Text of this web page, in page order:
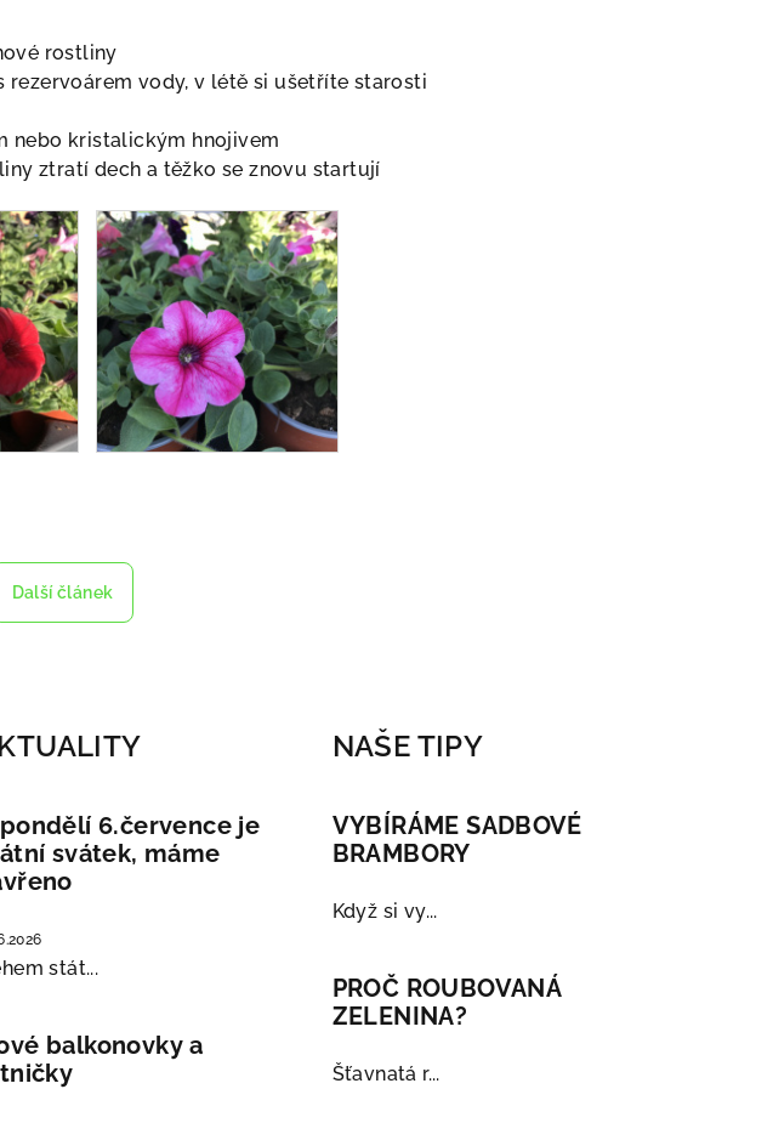
rostliny
vody, v létě si ušetříte starosti
nebo kristalickým hnojivem
ztratí dech a těžko se znovu startují
Další článek
6.července je
svátek, máme
stát...
balkonovky a
NAŠE TIPY
VYBÍRÁME SADBOVÉ
BRAMBORY
Když si vy...
PROČ ROUBOVANÁ
ZELENINA?
Šťavnatá r...